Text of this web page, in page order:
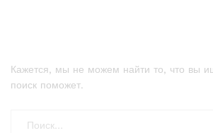
Кажется, мы не можем найти то, что вы
поиск поможет.